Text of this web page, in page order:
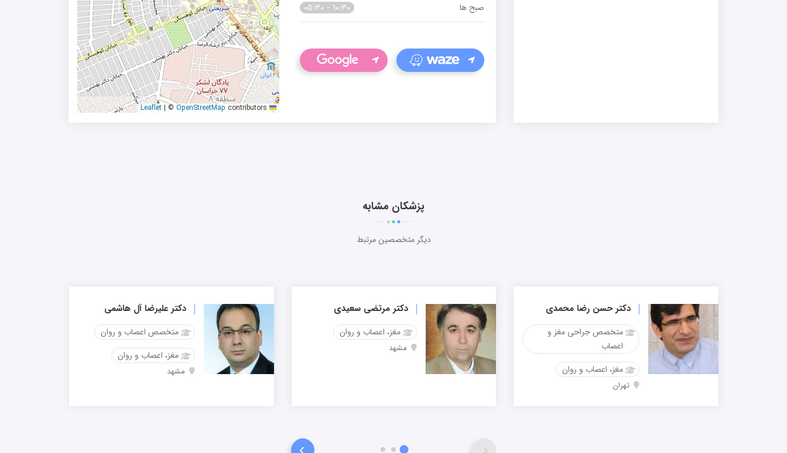
صبح ها 05:30 - 10:30
| © OpenStreetMap contributors
پزشکان مشابه
دیگر متخصصین مرتبط
دکتر حسن رضا محمدی
متخصص جراحی مغز و
اعصاب
مغز، اعصاب و روان
تهران
دکتر مرتضی سعیدی
مغز، اعصاب و روان
مشهد
دکتر علیرضا آل هاشمی
متخصص اعصاب و روان
مغز، اعصاب و روان
مشهد